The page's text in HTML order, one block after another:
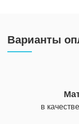
Варианты
в